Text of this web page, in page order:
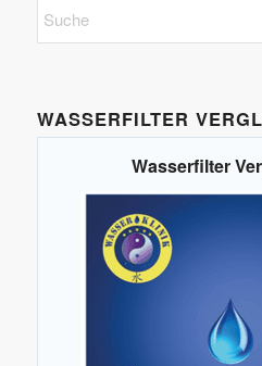
WASSERFILTER
Wasserfilter